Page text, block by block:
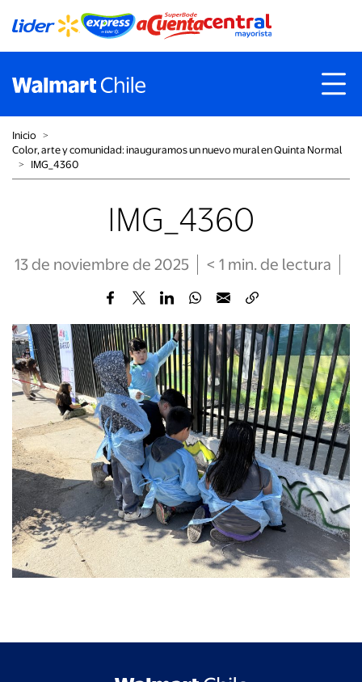
Inicio ˃
Color, arte y comunidad: inauguramos un nuevo mural en Quinta Normal
˃
IMG_4360
IMG_4360
13 de noviembre de 2025 < 1 min. de lectura